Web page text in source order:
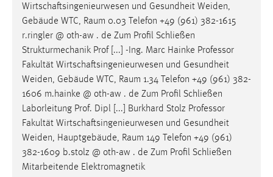
Wirtschaftsingenieurwesen und Gesundheit Weiden,
Gebäude WTC, Raum 0.03 Telefon +49 (961) 382-1615
r.ringler @ oth-aw . de Zum Profil Schließen
Strukturmechanik Prof [...] -Ing. Marc Hainke Professor
Fakultät Wirtschaftsingenieurwesen und Gesundheit
Weiden, Gebäude WTC, Raum 1.34 Telefon +49 (961) 382-
1606 m.hainke @ oth-aw . de Zum Profil Schließen
Laborleitung Prof. Dipl [...] Burkhard Stolz Professor
Fakultät Wirtschaftsingenieurwesen und Gesundheit
Weiden, Hauptgebäude, Raum 149 Telefon +49 (961)
382-1609 b.stolz @ oth-aw . de Zum Profil Schließen
Mitarbeitende Elektromagnetik
Login
Name:
fe_user, be_user, be_lastLoginProvider
Zweck:
Dieser Cookie ist notwendig um sich an der Website
einloggen zu können.
Cookie Laufzeit:
24 Stunden